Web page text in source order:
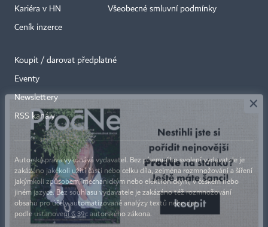
Kariéra v HN
Ceník inzerce
Všeobecné smluvní podmínky
Koupit / darovat předplatné
Eventy
Newslettery
RSS kanály
Autorská práva vykonává vydavatel. Bez písemného svolení vydavatele je
zakázáno jakékoli užití částí nebo celku díla, zejména rozmnožování a šíření
jakýmkoli způsobem, mechanickým nebo elektronickým, v českém nebo
jiném jazyce. Bez souhlasu vydavatele je zakázáno též rozmnožování
obsahu pro účely automatizované analýzy textů nebo dat
podle ustanovení § 39c autorského zákona.